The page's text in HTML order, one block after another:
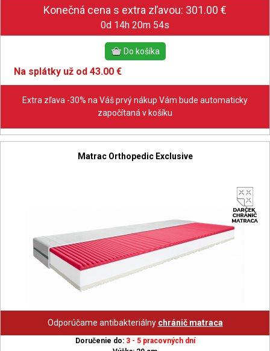
0d 14h 20m 53s
Na splátky už od 43.00 €
Extra zľava -30% na Váš prvý nákup Vám bude automaticky
započítaná v košíku
Matrac Orthopedic Exclusive
Odporúčame antibakteriálny chránič matraca
Doručenie do: 3 - 5 pracovných dní